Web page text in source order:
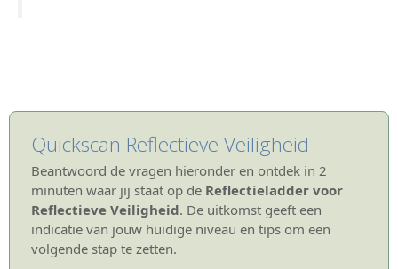
Quickscan Reflectieve Veiligheid
Beantwoord de vragen hieronder en ontdek in 2
minuten waar jij staat op de Reflectieladder voor
Reflectieve Veiligheid. De uitkomst geeft een
indicatie van jouw huidige niveau en tips om een
volgende stap te zetten.